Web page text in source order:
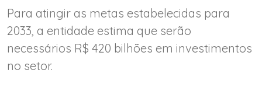
Para atingir as metas estabelecidas para
2033, a entidade estima que serão
necessários R$ 420 bilhões em investimentos
no setor.